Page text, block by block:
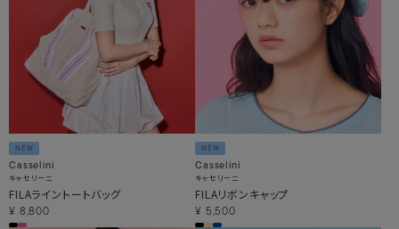
NEW
Casselini
キャセリーニ
FILAライントートバッグ
¥ 8,800
NEW
Casselini
キャセリーニ
FILAリボンキャップ
¥ 5,500